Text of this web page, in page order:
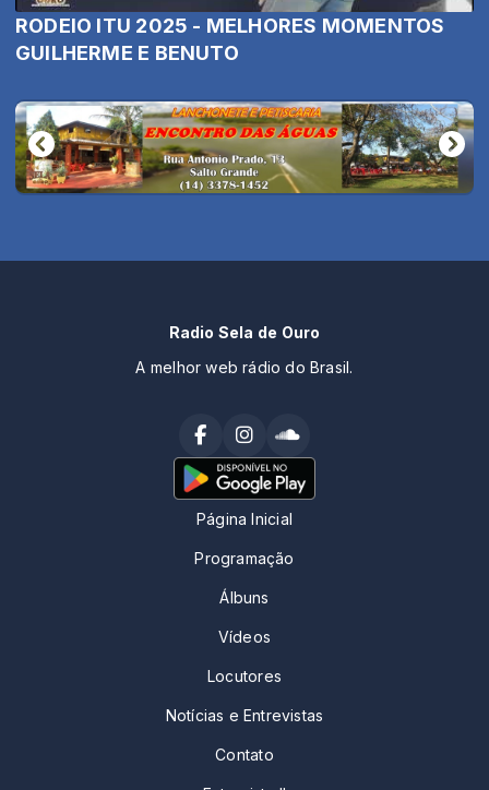
RODEIO ITU 2025 - MELHORES MOMENTOS
GUILHERME E BENUTO
Radio Sela de Ouro
A melhor web rádio do Brasil.
Página Inicial
Programação
Álbuns
Vídeos
Locutores
Notícias e Entrevistas
Contato